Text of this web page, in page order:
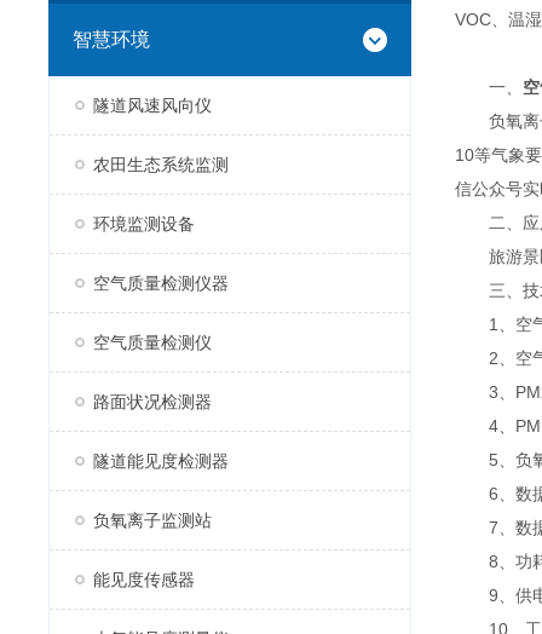
智慧环境
隧道风速风向仪
农田生态系统监测
环境监测设备
空气质量检测仪器
空气质量检测仪
路面状况检测器
隧道能见度检测器
负氧离子监测站
能见度传感器
VOC、温
一、
负氧离子
10等气象
信公众号
二、应
旅游景区
三、技
1、空气
2、空气
3、
4、
5、负氧
6、数据
7、数据
8、功
9、供电
10、工